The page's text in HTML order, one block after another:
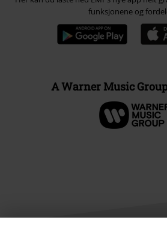
funksjonene og
A Warner Music